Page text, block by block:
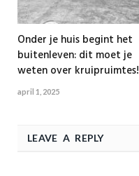
Onder je huis begint het
buitenleven: dit moet je
weten over kruipruimtes!
april 1, 2025
LEAVE A REPLY